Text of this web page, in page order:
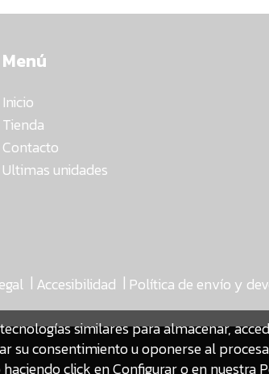
Menú
Inicio
Tienda
Contacto
Ultimas unidades
| Accesibilidad | Política de envío y
similares para almacenar,
su consentimiento u oponerse al
click en Configurar o en nuestra